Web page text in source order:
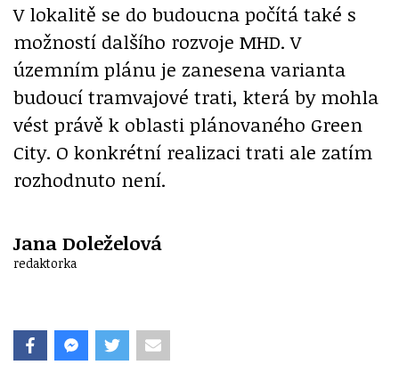
V lokalitě se do budoucna počítá také s
možností dalšího rozvoje MHD. V
územním plánu je zanesena varianta
budoucí tramvajové trati, která by mohla
vést právě k oblasti plánovaného Green
City. O konkrétní realizaci trati ale zatím
rozhodnuto není.
Jana Doleželová
redaktorka